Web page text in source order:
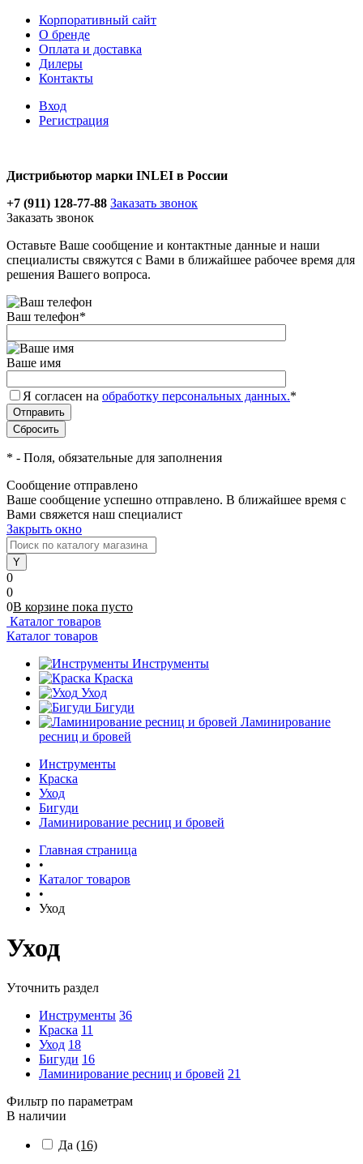
Корпоративный сайт
О бренде
Оплата и доставка
Дилеры
Контакты
Вход
Регистрация
Дистрибьютор марки INLEI в России
+7 (911) 128-77-88 Заказать звонок
Заказать звонок
Оставьте Ваше сообщение и контактные данные и наши
специалисты свяжутся с Вами в ближайшее рабочее время для
решения Вашего вопроса.
Ваш телефон*
Ваше имя
Я согласен на обработку персональных данных.*
* - Поля, обязательные для заполнения
Сообщение отправлено
Ваше сообщение успешно отправлено. В ближайшее время с
Вами свяжется наш специалист
Закрыть окно
0
0
0В корзине пока пусто
Каталог товаров
Каталог товаров
Инструменты
Краска
Уход
Бигуди
Ламинирование
ресниц и бровей
Инструменты
Краска
Уход
Бигуди
Ламинирование ресниц и бровей
Главная страница
•
Каталог товаров
•
Уход
Уход
Уточнить раздел
Инструменты 36
Краска 11
Уход 18
Бигуди 16
Ламинирование ресниц и бровей 21
Фильтр по параметрам
В наличии
Да (16)